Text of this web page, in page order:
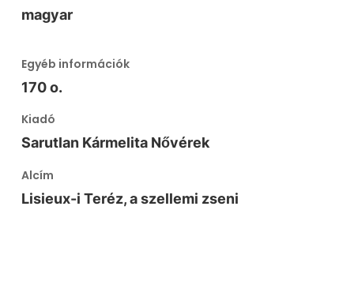
magyar
Egyéb információk
170 o.
Kiadó
Sarutlan Kármelita Nővérek
Alcím
Lisieux-i Teréz, a szellemi zseni